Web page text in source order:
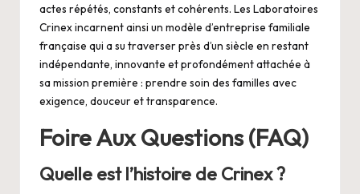
actes répétés, constants et cohérents. Les Laboratoires
Crinex incarnent ainsi un modèle d’entreprise familiale
française qui a su traverser près d’un siècle en restant
indépendante, innovante et profondément attachée à
sa mission première : prendre soin des familles avec
exigence, douceur et transparence.
Foire Aux Questions (FAQ)
Quelle est l’histoire de Crinex ?